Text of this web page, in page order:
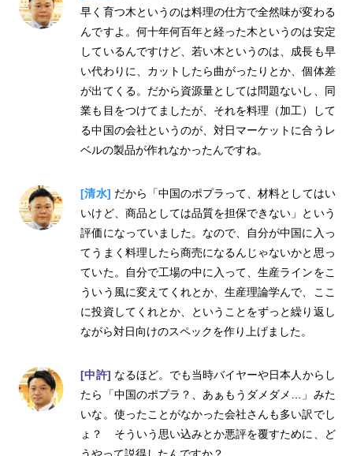
早く育つ木というのは料理の仕方で全然味が変わる
んですよ。何十年何百年と経った木というのは安定
しているんですけど、若い木というのは、成長も早
い代わりに、カットしたら曲がったりとか、個体差
が出てくる。だから資源量としては問題ないし、同
業も目をつけてましたが、それを料理（加工）して
る中国の会社というのが、対日マーケットに合うレ
ベルの製品が作れなかったんですね。
[清水] だから「中国のポプラって、材料としてはい
いけど、商品としては品質を担保できない」という
評価になっていました。なので、自分が中国に入っ
てうまく料理したら商売になるんじゃないかと思っ
ていた。自分で工場の中に入って、生産ラインをこ
ういう風に変えてくれとか、生産理論学んで、ここ
に投資してくれとか、ということをずっと繰り返し
ながら対日向けのスペックを作り上げました。
[中許] なるほど。でも当時バイヤーや日本人からし
たら「中国のポプラ？、あぁもうダメダメ…」みた
いな。使ったことがなかった会社さんも多い訳でし
ょ？ そういう思い込みとか悪評を覆すために、ど
うやって説得したんですか？